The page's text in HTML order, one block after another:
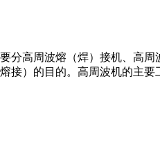
周波熔（焊）接机、高周
）的目的。高周波机的主